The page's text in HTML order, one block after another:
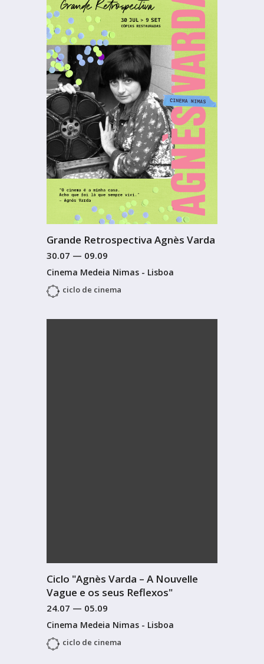
Grande Retrospectiva Agnès Varda
30.07 — 09.09
Cinema Medeia Nimas - Lisboa
ciclo de cinema
Ciclo "Agnès Varda – A Nouvelle
Vague e os seus Reflexos"
24.07 — 05.09
Cinema Medeia Nimas - Lisboa
ciclo de cinema